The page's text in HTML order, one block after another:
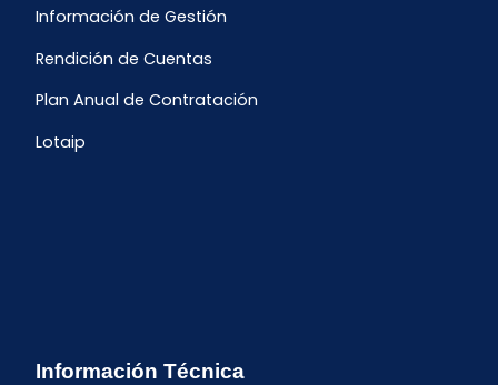
Información de Gestión
Rendición de Cuentas
Plan Anual de Contratación
Lotaip
Información Técnica